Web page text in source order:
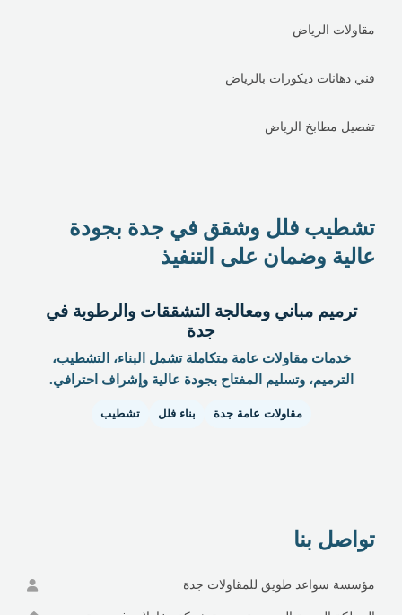
مقاولات الرياض
فني دهانات ديكورات بالرياض
تفصيل مطابخ الرياض
تشطيب فلل وشقق في جدة بجودة
عالية وضمان على التنفيذ
ترميم مباني ومعالجة التشققات والرطوبة في
جدة
خدمات مقاولات عامة متكاملة تشمل البناء، التشطيب،
الترميم، وتسليم المفتاح بجودة عالية وإشراف احترافي.
مقاولات عامة جدة بناء فلل تشطيب
تواصل بنا
مؤسسة سواعد طويق للمقاولات جدة